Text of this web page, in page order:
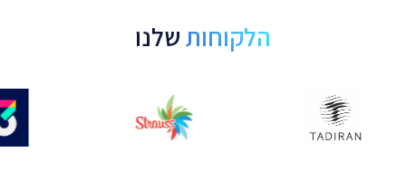
הלקוחותשלנו